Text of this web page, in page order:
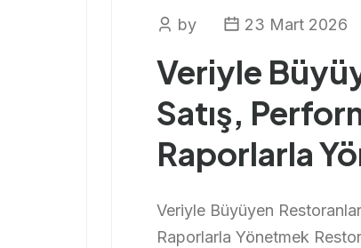
by 23 Mart 2026
Veriyle
Satış,
Raporlarla
Veriyle Büyüyen
Raporlarla Yönetmek